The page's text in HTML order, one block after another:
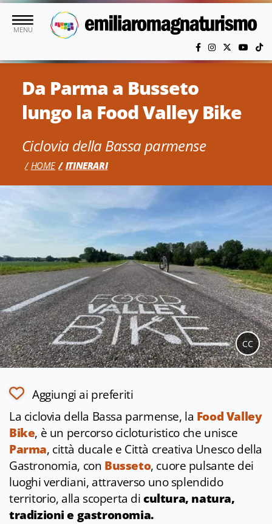
Vai al contenuto principale
MENU
Da Parma a Busseto
lungo la Food Valley Bike
Ciclovia della Bassa parmense
HOME ITINERARI
CC
Aggiungi ai preferiti
La ciclovia della Bassa parmense, la Food Valley
Bike, è un percorso cicloturistico che unisce
Parma, città ducale e Città creativa Unesco della
Gastronomia, con Busseto, cuore pulsante dei
luoghi verdiani, attraverso uno splendido
territorio, alla scoperta dicultura, natura,
tradizioni e gastronomia.